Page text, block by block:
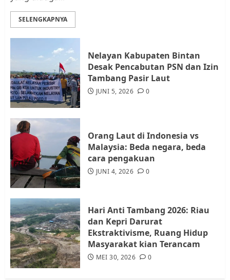
4
Warga Rempang Ajukan
Audiensi dengan Wali Kota
5
Tim Advokasi Desak BP Batam
Berhenti Merampas Tanah
SELENGKAPNYA
Nelayan Kabupaten Bintan
Desak Pencabutan PSN dan Izin
Tambang Pasir Laut
JUNI 5, 2026 0
Orang Laut di Indonesia vs
Malaysia: Beda negara, beda
cara pengakuan
JUNI 4, 2026 0
Hari Anti Tambang 2026: Riau
dan Kepri Darurat
Ekstraktivisme, Ruang Hidup
Masyarakat kian Terancam
MEI 30, 2026 0